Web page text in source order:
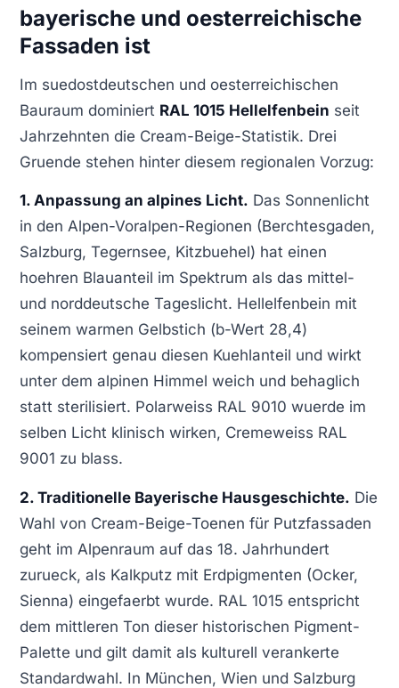
bayerische und oesterreichische
Fassaden ist
Im suedostdeutschen und oesterreichischen
Bauraum dominiert RAL 1015 Hellelfenbein seit
Jahrzehnten die Cream-Beige-Statistik. Drei
Gruende stehen hinter diesem regionalen Vorzug:
1. Anpassung an alpines Licht. Das Sonnenlicht
in den Alpen-Voralpen-Regionen (Berchtesgaden,
Salzburg, Tegernsee, Kitzbuehel) hat einen
hoehren Blauanteil im Spektrum als das mittel-
und norddeutsche Tageslicht. Hellelfenbein mit
seinem warmen Gelbstich (b-Wert 28,4)
kompensiert genau diesen Kuehlanteil und wirkt
unter dem alpinen Himmel weich und behaglich
statt sterilisiert. Polarweiss RAL 9010 wuerde im
selben Licht klinisch wirken, Cremeweiss RAL
9001 zu blass.
2. Traditionelle Bayerische Hausgeschichte. Die
Wahl von Cream-Beige-Toenen für Putzfassaden
geht im Alpenraum auf das 18. Jahrhundert
zurueck, als Kalkputz mit Erdpigmenten (Ocker,
Sienna) eingefaerbt wurde. RAL 1015 entspricht
dem mittleren Ton dieser historischen Pigment-
Palette und gilt damit als kulturell verankerte
Standardwahl. In München, Wien und Salzburg